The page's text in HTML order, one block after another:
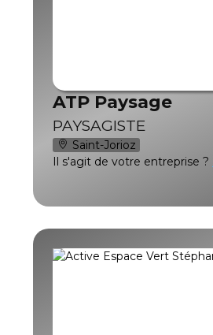
ATP Paysage
PAYSAGISTE
Saint-Jorioz
Il s'agit de votre entreprise ?